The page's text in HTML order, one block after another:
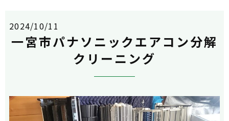
2024/10/11
一宮市パナソニックエアコン分解
クリーニング